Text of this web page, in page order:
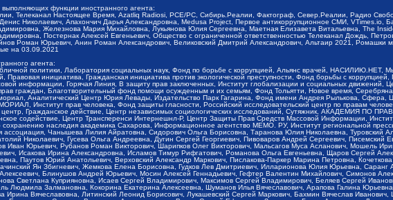
функции иностранного агента:
Телеканал Настоящее Время, Azatliq Radiosi, PCE/PC, Сибирь.Реалии, Фактограф, Север.Реалии, Радио
Николаевич, Апахончич Дарья Александровна, Medusa Project, Первое антикоррупционное СМИ,
Железнова Мария Михайловна, Лукьянова Юлия Сергеевна, Маетная Елизавета Витальевна, The
Постернак Алексей Евгеньевич, Общество с ограниченной ответственностью Телеканал Дождь,
Роман Юрьевич, Анин Роман Александрович, Великовский Дмитрий Александрович, Альтаир 2021, Ромашки
на 03.09.2021
агента:
политики, Лаборатория социальных наук, Фонд по борьбе с коррупцией, Альянс врачей,
инициатива, Гражданская инициатива против экологической преступности, Фонд борьбы с
информации, Горячая Линия, В защиту прав заключенных, Институт глобализации и социальных
граждан, Благотворительный фонд помощи осужденным и их семьям, Фонд Тольятти, Новое время,
Аналитический Центр Юрия Левады, Издательство Парк Гагарина, Фонд имени Андрея Рылькова,
Институт прав человека, Фонд защиты гласности, Российский исследовательский центр по правам
Гражданское действие, Центр независимых социологических исследований, Сутяжник, АКАДЕМИЯ ПО
содействие, Центр Трансперенси Интернешнл-Р, Центр Защиты Прав Средств Массовой Информации,
сохранению наследия академика Сахарова, Информационное агентство МЕМО. РУ, Институт региональной
ассоциация, Чанышева Лилия Айратовна, Сидорович Ольга Борисовна, Таранова Юлия Николаевна, Туровский
Николаевич, Гусева Ольга Андреевна, Дугин Сергей Георгиевич, Пивоваров Андрей Сергеевич, Писемский
Иван Юрьевич, Рубанов Роман Викторович, Шарипков Олег Викторович, Мальсагов Муса Асланович, Мошель
Исакова Ирина Александровна, Исламов Тимур Рифгатович, Романова Ольга Евгеньевна, Щаров Сергей
Паутов Юрий Анатольевич, Верховский Александр Маркович, Пислакова-Паркер Марина Петровна,
Ян Збигневич, Жемкова Елена Борисовна, Гудков Лев Дмитриевич, Илларионова Юлия Юрьевна,
Блинушов Андрей Юрьевич, Мосин Алексей Геннадьевич, Гефтер Валентин Михайлович, Симонов
Светлана Куприяновна, Исаев Сергей Владимирович, Максимов Сергей Владимирович, Беляев Сергей
Людмила Залмановна, Кокорина Екатерина Алексеевна, Шуманов Илья Вячеславович, Арапова Галина
Ирина Вячеславовна, Литинский Леонид Борисович, Лукашевский Сергей Маркович, Бахмин Вячеслав